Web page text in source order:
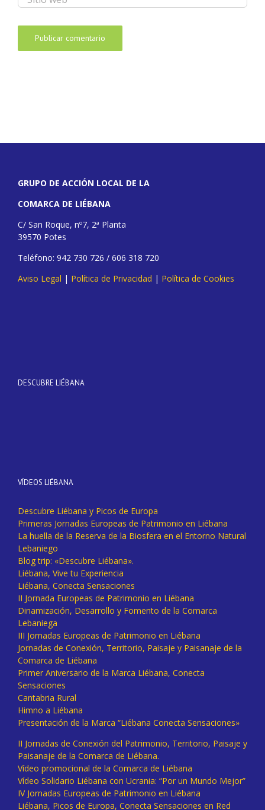
GRUPO DE ACCIÓN LOCAL DE LA
COMARCA DE LIÉBANA
C/ San Roque, nº7, 2ª Planta
39570 Potes
Teléfono: 942 730 726 / 606 318 720
Aviso Legal | Política de Privacidad | Política de Cookies
DESCUBRE LIÉBANA
VÍDEOS LIÉBANA
Descubre Liébana y Picos de Europa
Primeras Jornadas Europeas de Patrimonio en Liébana
La huella de la Reserva de la Biosfera en el Entorno Natural
Lebaniego
Blog trip: «Descubre Liébana».
Liébana, Vive tu Experiencia
Liébana, Conecta Sensaciones
II Jornada Europeas de Patrimonio en Liébana
Dinamización, Desarrollo y Fomento de la Comarca
Lebaniega
III Jornadas Europeas de Patrimonio en Liébana
Jornadas de Conexión, Territorio, Paisaje y Paisanaje de la
Comarca de Liébana
Primer Aniversario de la Marca Liébana, Conecta
Sensaciones
Cantabria Rural
Himno a Liébana
Presentación de la Marca “Liébana Conecta Sensaciones»
II Jornadas de Conexión del Patrimonio, Territorio, Paisaje y
Paisanaje de la Comarca de Liébana.
Vídeo promocional de la Comarca de Liébana
Vídeo Solidario Liébana con Ucrania: “Por un Mundo Mejor”
IV Jornadas Europeas de Patrimonio en Liébana
Liébana, Picos de Europa, Conecta Sensaciones en Red